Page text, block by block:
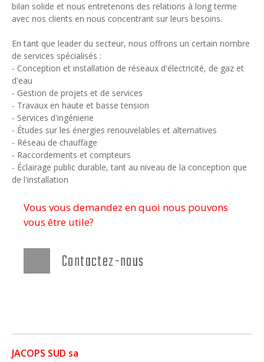
bilan solide et nous entretenons des relations à long terme
avec nos clients en nous concentrant sur leurs besoins.
En tant que leader du secteur, nous offrons un certain nombre
de services spécialisés :
- Conception et installation de réseaux d'électricité, de gaz et
d'eau
- Gestion de projets et de services
- Travaux en haute et basse tension
- Services d'ingénierie
- Études sur les énergies renouvelables et alternatives
- Réseau de chauffage
- Raccordements et compteurs
- Éclairage public durable, tant au niveau de la conception que
de l'installation
Vous vous demandez en quoi nous pouvons
vous être utile?
Contactez-nous
JACOPS SUD sa